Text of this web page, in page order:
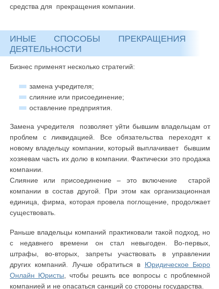
средства для прекращения компании.
ИНЫЕ СПОСОБЫ ПРЕКРАЩЕНИЯ
ДЕЯТЕЛЬНОСТИ
Бизнес применят несколько стратегий:
замена учредителя;
слияние или присоединение;
оставление предприятия.
Замена учредителя позволяет уйти бывшим владельцам от
проблем с ликвидацией. Все обязательства переходят к
новому владельцу компании, который выплачивает бывшим
хозяевам часть их долю в компании. Фактически это продажа
компании.
Слияние или присоединение – это включение старой
компании в состав другой. При этом как организационная
единица, фирма, которая провела поглощение, продолжает
существовать.
Раньше владельцы компаний практиковали такой подход, но
с недавнего времени он стал невыгоден. Во-первых,
штрафы, во-вторых, запреты участвовать в управлении
других компаний. Лучше обратиться в Юридическое Бюро
Онлайн Юристы , чтобы решить все вопросы с проблемной
компанией и не опасаться санкций со стороны государства.